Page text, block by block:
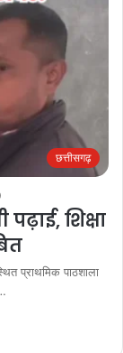
छत्तीसगढ़
शिक्षा
प्राथमिक पाठशाला